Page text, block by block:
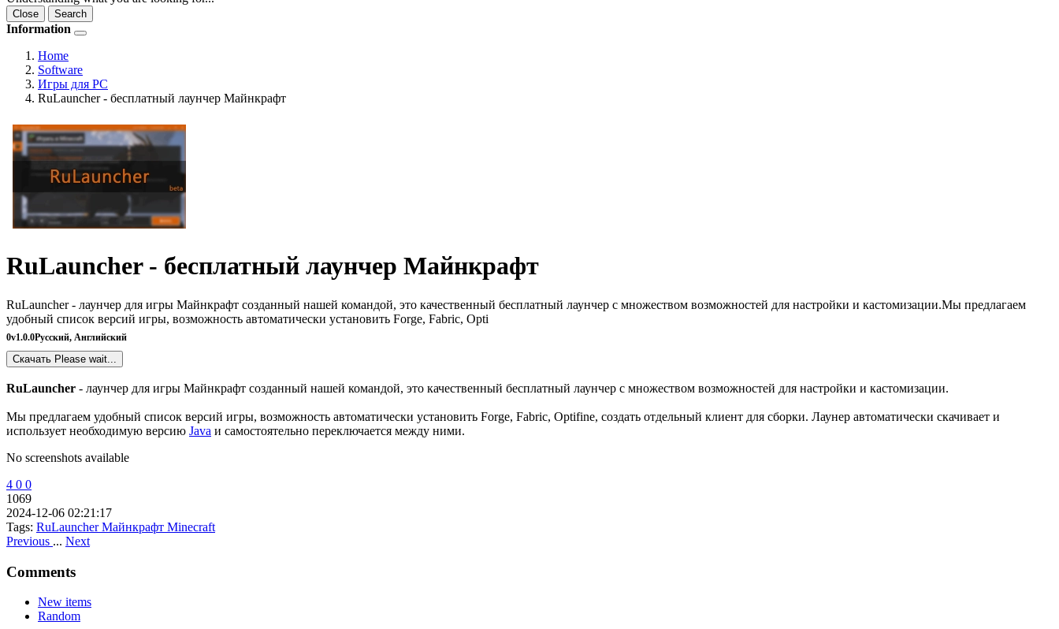
Close Search
Information
Home
Software
Игры для PC
RuLauncher - бесплатный лаунчер Майнкрафт
RuLauncher - бесплатный лаунчер Майнкрафт
RuLauncher - лаунчер для игры Майнкрафт созданный нашей командой, это качественный бесплатный лаунчер с множеством возможностей для настройки и кастомизации.Мы предлагаем
удобный список версий игры, возможность автоматически установить Forge, Fabric, Opti
0v1.0.0Русский, Английский
Скачать Please wait...
RuLauncher - лаунчер для игры Майнкрафт созданный нашей командой, это качественный бесплатный лаунчер с множеством возможностей для настройки и кастомизации.
Мы предлагаем удобный список версий игры, возможность автоматически установить Forge, Fabric, Optifine, создать отдельный клиент для сборки. Лаунер автоматически скачивает и
использует необходимую версию Java и самостоятельно переключается между ними.
No screenshots available
4 0 0
1069
2024-12-06 02:21:17
Tags: RuLauncherМайнкрафт Minecraft
Previous ... Next
Comments
New items
Random